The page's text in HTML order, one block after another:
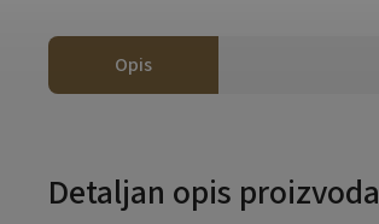
Opis
Detaljan opis proizvoda